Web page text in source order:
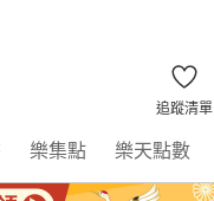
追蹤清單
樂集點 樂天點數